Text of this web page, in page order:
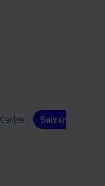
Baixar